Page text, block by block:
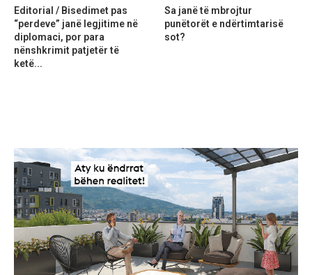
Editorial / Bisedimet pas
“perdeve” janë legjitime në
diplomaci, por para
nënshkrimit patjetër të
ketë...
Sa janë të mbrojtur
punëtorët e ndërtimtarisë
sot?